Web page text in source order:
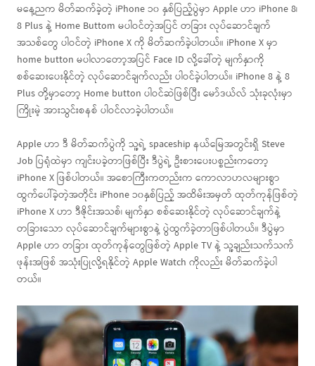
မနေ့ညက မိတ်ဆက်ခဲ့တဲ့ iPhone ၁၀ နှစ်ပြည့်ပွဲမှာ Apple ဟာ iPhone 8၊
8 Plus နဲ့ Home Buttom မပါဝင်တဲ့အပြင် တခြား လုပ်ဆောင်ချက်
အသစ်တွေ ပါဝင်တဲ့ iPhone X ကို မိတ်ဆက်ခဲ့ပါတယ်။ iPhone X မှာ
home button မပါလာတော့အပြင် Face ID လို့ခေါ်တဲ့ မျက်နှာကို
စစ်ဆေးပေးနိုင်တဲ့ လုပ်ဆောင်ချက်လည်း ပါဝင်ခဲ့ပါတယ်။ iPhone 8 နဲ့ 8
Plus တို့မှာတော့ Home button ပါဝင်ဆဲဖြစ်ပြီး မော်ဒယ်လ် သုံးခုလုံးမှာ
ကြိုးမဲ့ အားသွင်းစနစ် ပါဝင်လာခဲ့ပါတယ်။
Apple ဟာ ဒီ မိတ်ဆက်ပွဲကို သူ့ရဲ့ spaceship နယ်မြေအတွင်းရှိ Steve
Job ပြရုံထဲမှာ ကျင်းပခဲ့တာဖြစ်ပြီး ဒီပွဲရဲ့ ဦးစားပေးပစ္စည်းကတော့
iPhone X ဖြစ်ပါတယ်။ အစောကြီးကတည်းက ကောလာဟလများစွာ
ထွက်ပေါ်ခဲ့တဲ့အတိုင်း iPhone ၁၀နှစ်ပြည့် အထိမ်းအမှတ် ထုတ်ကုန်ဖြစ်တဲ့
iPhone X ဟာ ဒီဇိုင်းအသစ်၊ မျက်နှာ စစ်ဆေးနိုင်တဲ့ လုပ်ဆောင်ချက်နဲ့
တခြားသော လုပ်ဆောင်ချက်များစွာနဲ့ ပွဲထွက်ခဲ့တာဖြစ်ပါတယ်။ ဒီပွဲမှာ
Apple ဟာ တခြား ထုတ်ကုန်တွေဖြစ်တဲ့ Apple TV နဲ့ သူ့ချည်းသက်သက်
ဖုန်းအဖြစ် အသုံးပြုလို့ရနိုင်တဲ့ Apple Watch ကိုလည်း မိတ်ဆက်ခဲ့ပါ
တယ်။